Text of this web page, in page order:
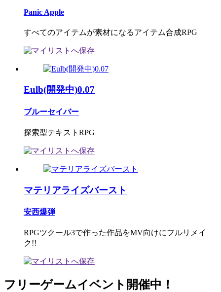
Panic Apple
すべてのアイテムが素材になるアイテム合成RPG
Eulb(開発中)0.07
ブルーセイバー
探索型テキストRPG
マテリアライズバースト
安西爆弾
RPGツクール3で作った作品をMV向けにフルリメイ
ク!!
フリーゲームイベント開催中！